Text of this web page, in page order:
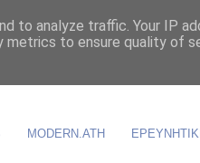
MODERN.ATH
to analyze traffic. Your IP
to ensure quality of